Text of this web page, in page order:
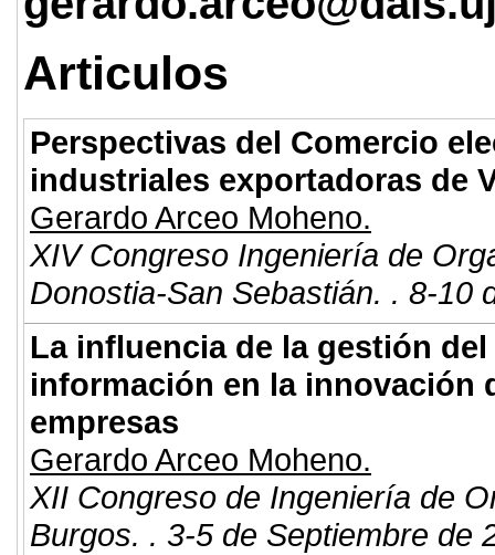
Articulos
Perspectivas del Comercio
industriales exportadoras de
Gerardo Arceo Moheno.
XIV Congreso Ingeniería de
Donostia-San Sebastián. . 8-10
La influencia de la gestión
información en la innovación
empresas
Gerardo Arceo Moheno.
XII Congreso de Ingeniería de
Burgos. . 3-5 de Septiembre de